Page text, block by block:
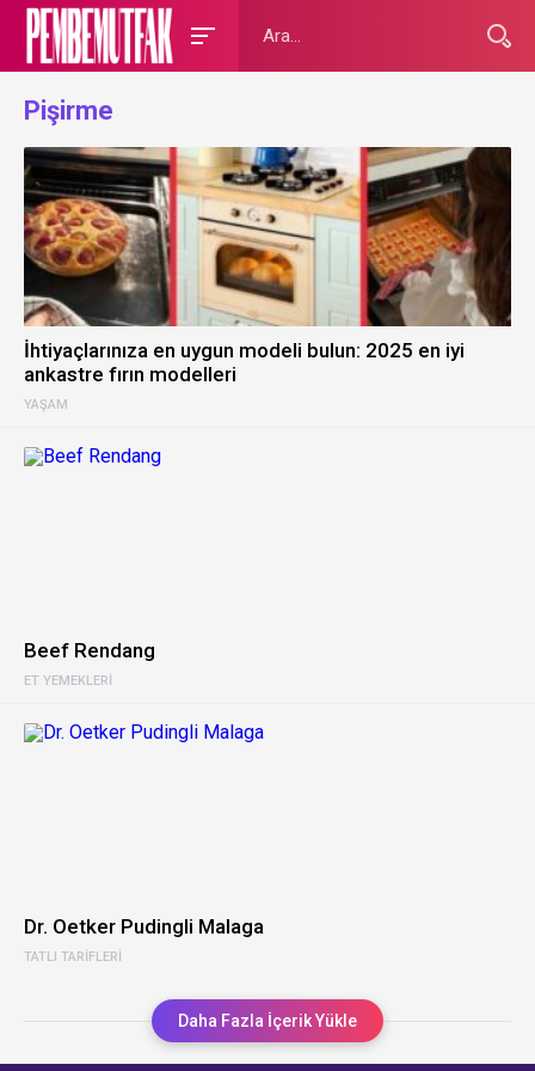
Pişirme
YAŞAM
İhtiyaçlarınıza en uygun modeli bulun: 2025 en iyi
ankastre fırın modelleri
ET YEMEKLERI
Beef Rendang
TATLI TARIFLERI
Dr. Oetker Pudingli Malaga
Daha Fazla İçerik Yükle